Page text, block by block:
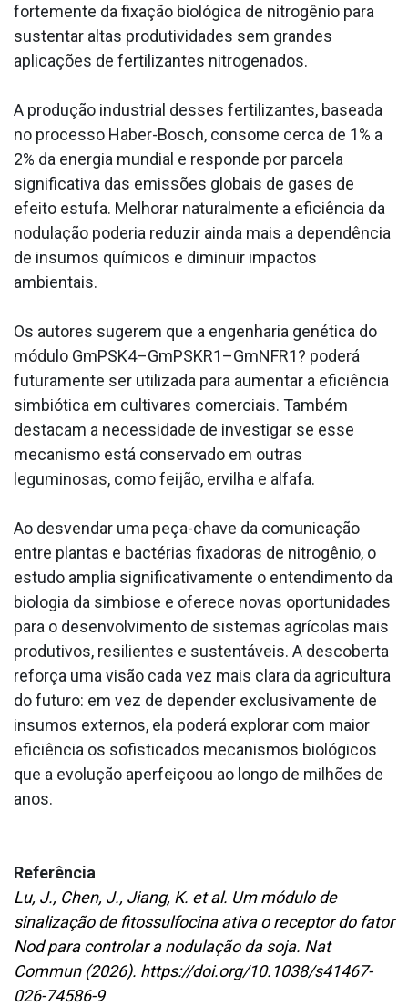
fortemente da fixação biológica de nitrogênio para
sustentar altas produtividades sem grandes
aplicações de fertilizantes nitrogenados.
A produção industrial desses fertilizantes, baseada
no processo Haber-Bosch, consome cerca de 1% a
2% da energia mundial e responde por parcela
significativa das emissões globais de gases de
efeito estufa. Melhorar naturalmente a eficiência da
nodulação poderia reduzir ainda mais a dependência
de insumos químicos e diminuir impactos
ambientais.
Os autores sugerem que a engenharia genética do
módulo GmPSK4–GmPSKR1–GmNFR1? poderá
futuramente ser utilizada para aumentar a eficiência
simbiótica em cultivares comerciais. Também
destacam a necessidade de investigar se esse
mecanismo está conservado em outras
leguminosas, como feijão, ervilha e alfafa.
Ao desvendar uma peça-chave da comunicação
entre plantas e bactérias fixadoras de nitrogênio, o
estudo amplia significativamente o entendimento da
biologia da simbiose e oferece novas oportunidades
para o desenvolvimento de sistemas agrícolas mais
produtivos, resilientes e sustentáveis. A descoberta
reforça uma visão cada vez mais clara da agricultura
do futuro: em vez de depender exclusivamente de
insumos externos, ela poderá explorar com maior
eficiência os sofisticados mecanismos biológicos
que a evolução aperfeiçoou ao longo de milhões de
anos.
Referência
Lu, J., Chen, J., Jiang, K. et al. Um módulo de
sinalização de fitossulfocina ativa o receptor do fator
Nod para controlar a nodulação da soja. Nat
Commun (2026). https://doi.org/10.1038/s41467-
026-74586-9